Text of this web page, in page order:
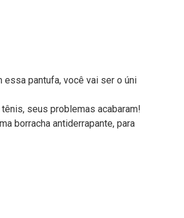
essa pantufa, você vai ser o úni
seus problemas acabaram!
borracha antiderrapante, para